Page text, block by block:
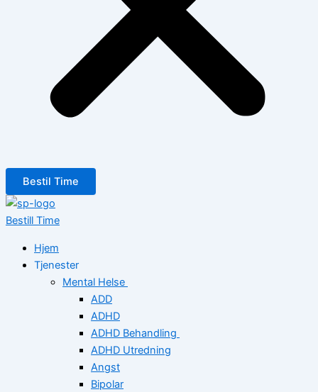
Bestil Time
Bestill Time
Hjem
Tjenester
Mental Helse
ADD
ADHD
ADHD Behandling
ADHD Utredning
Angst
Bipolar